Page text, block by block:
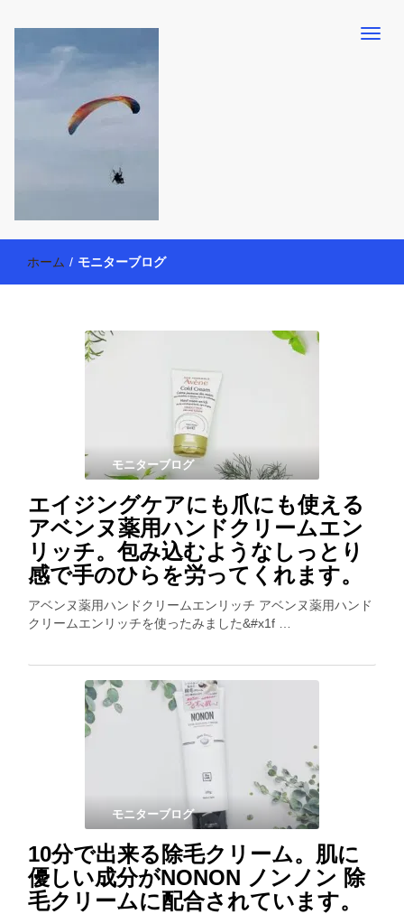
働く母の40代を楽しむ方法
ー活動を通して、豊かな生活を楽しんでいます。懸賞やモニター生
活だけでなく、大好きな【旅行・温泉・食育・美容健康アイテム探
索】も全力で楽しみます。
ホーム / モニターブログ
モニターブログ
エイジングケアにも爪にも使える
アベンヌ薬用ハンドクリームエン
リッチ。包み込むようなしっとり
感で手のひらを労ってくれます。
アベンヌ薬用ハンドクリームエンリッチ アベンヌ薬用ハンド
クリームエンリッチを使ったみました&#x1f …
モニターブログ
10分で出来る除毛クリーム。肌に
優しい成分がNONON ノンノン 除
毛クリームに配合されています。